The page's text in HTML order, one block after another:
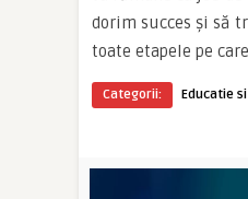
dorim succes și să
toate etapele pe
Categorii: Educatie